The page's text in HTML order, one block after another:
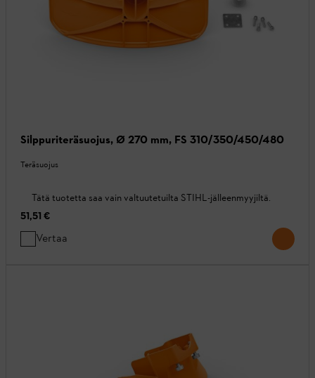
Silppuriteräsuojus, Ø 270 mm, FS 310/350/450/480
Teräsuojus
Tätä tuotetta saa vain valtuutetuilta STIHL-jälleenmyyjiltä.
51,51 €
Vertaa